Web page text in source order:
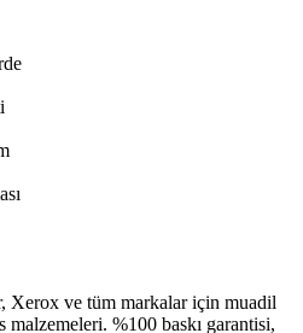
Xerox ve tüm markalar için muadil
%100 baskı garantisi,